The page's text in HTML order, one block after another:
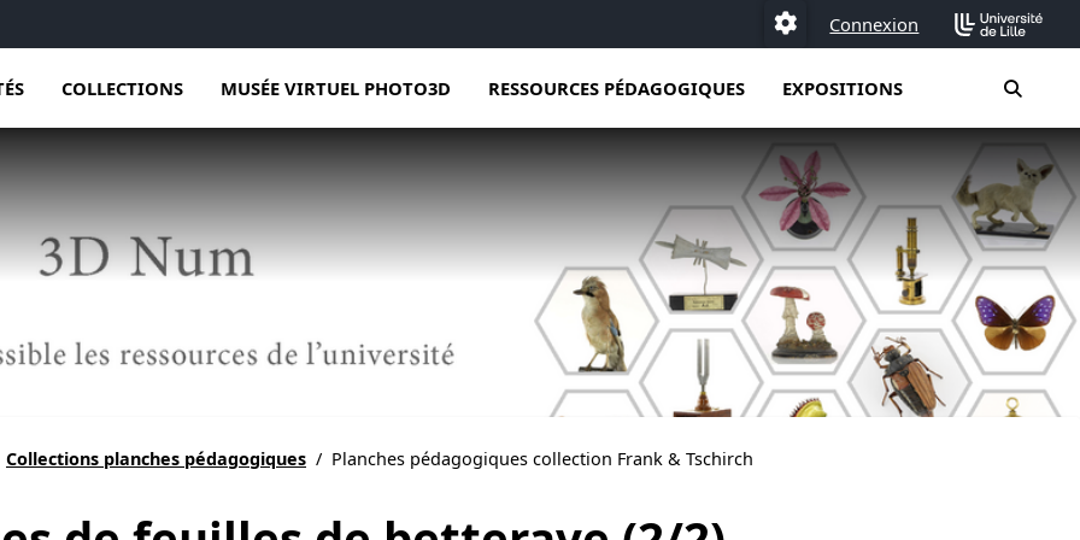
Paramétrage
Connexion
COLLECTIONS MUSÉE VIRTUEL PHOTO3D RESSOURCES PÉDAGOGIQUES EXPOSITIONS
Collections planches pédagogiques / Planches pédagogiques collection Frank & Tschirch